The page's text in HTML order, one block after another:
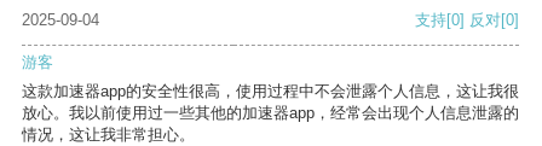
2025-09-04
支持[0] 反对[0]
游客
这款加速器app的安全性很高，使用过程中不会泄露个人信息，这让我很
放心。我以前使用过一些其他的加速器app，经常会出现个人信息泄露的
情况，这让我非常担心。